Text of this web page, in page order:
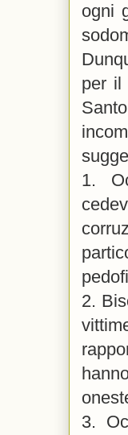
ogni
per il
1.
2.
3.